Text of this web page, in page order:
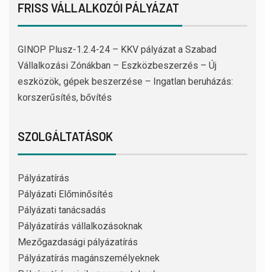
FRISS VÁLLALKOZÓI PÁLYÁZAT
GINOP Plusz-1.2.4-24 – KKV pályázat a Szabad
Vállalkozási Zónákban – Eszközbeszerzés – Új
eszközök, gépek beszerzése – Ingatlan beruházás:
korszerűsítés, bővítés
SZOLGÁLTATÁSOK
Pályázatírás
Pályázati Előminősítés
Pályázati tanácsadás
Pályázatírás vállalkozásoknak
Mezőgazdasági pályázatírás
Pályázatírás magánszemélyeknek